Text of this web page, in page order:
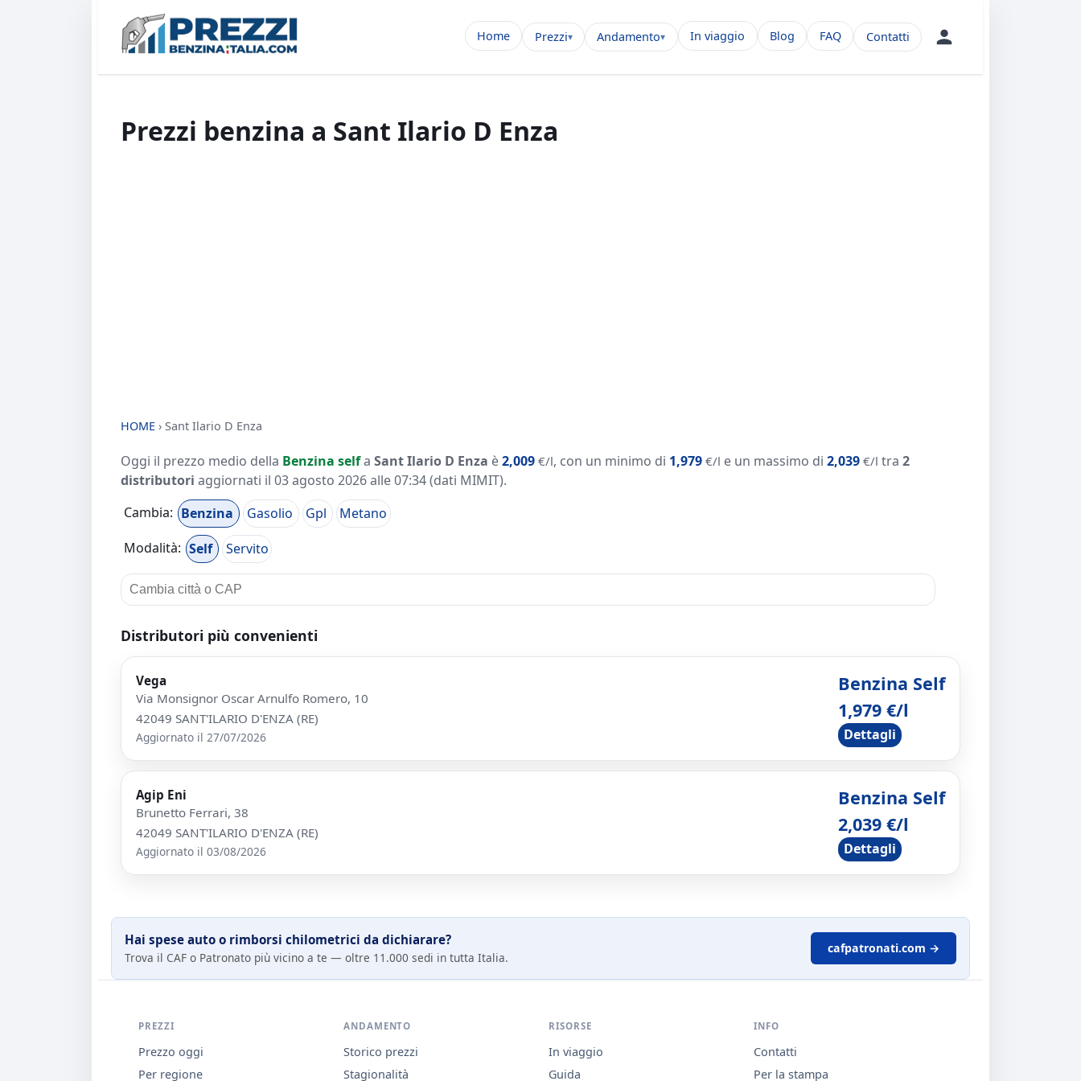
Home Prezzi Andamento In viaggio Blog FAQ Contatti
Prezzi benzina a Sant Ilario D Enza
HOME › Sant Ilario D Enza
Oggi il prezzo medio della Benzina selfa Sant Ilario D Enza è2,009 €/l, con un minimo di 1,979 €/l e un massimo di 2,039 €/l tra 2
distributori aggiornati il 03 agosto 2026 alle 07:34(dati MIMIT).
Cambia: Benzina Gasolio Gpl
Metano
Modalità: Self Servito
Distributori più convenienti
Vega
Via Monsignor Oscar Arnulfo Romero, 10
42049 SANT'ILARIO D'ENZA (RE)
Aggiornato il 27/07/2026
Benzina Self
1,979 €/l
Dettagli
Agip Eni
Brunetto Ferrari, 38
42049 SANT'ILARIO D'ENZA (RE)
Aggiornato il 03/08/2026
Benzina Self
2,039 €/l
Dettagli
Hai spese auto o rimborsi chilometrici da dichiarare?
Trova il CAF o Patronato più vicino a te — oltre 11.000 sedi in tutta Italia.
cafpatronati.com →
PREZZI
Prezzo oggi
Per regione
ANDAMENTO
Storico prezzi
Stagionalità
RISORSE
In viaggio
Guida
INFO
Contatti
Per la stampa